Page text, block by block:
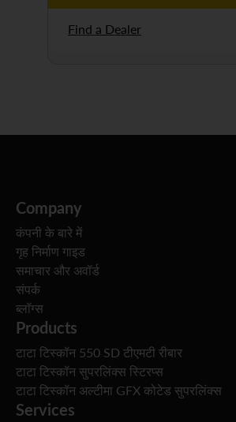
Find a Dealer
Company
कंपनी के बारे में
गृह निर्माण गाइड
समाचार और अवॉर्ड
संपर्क
ब्लॉग्स
Products
टाटा टिस्कॉन 550 SD टीएमटी रीबार
टाटा टिस्कॉन सुपरलिंक्स स्टिरप्स
टाटा टिस्कॉन अल्टीमा GFX कोटेड सुपरलिंक्स
Services